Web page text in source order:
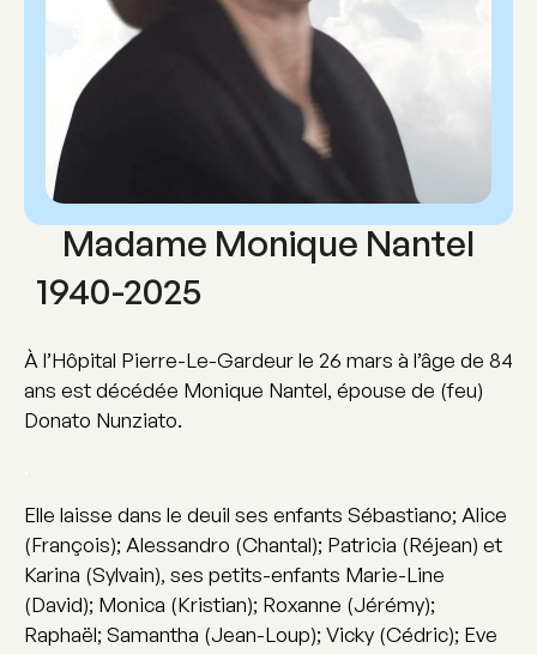
À l’Hôpital Pierre-Le-Gardeur le 26 mars à l’âge de 84
ans est décédée Monique Nantel, épouse de (feu)
Donato Nunziato.
Elle laisse dans le deuil ses enfants Sébastiano; Alice
(François); Alessandro (Chantal); Patricia (Réjean) et
Karina (Sylvain), ses petits-enfants Marie-Line
(David); Monica (Kristian); Roxanne (Jérémy);
Raphaël; Samantha (Jean-Loup); Vicky (Cédric); Eve
Madame Monique Nantel
1940-2025